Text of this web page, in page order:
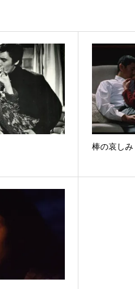
棒の哀し